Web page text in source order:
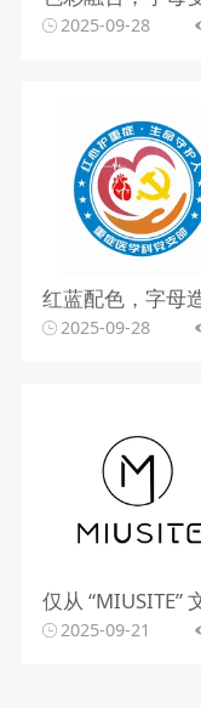
2025-09-28
2025-09-28
2025-09-21